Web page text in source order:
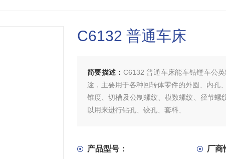
C6132 普通车床
简要描述： C6132 普通车床能车钻镗车公
途，主要用于各种回转体零件的外圆、内孔、
锥度、切槽及公制螺纹、模数螺纹、径节螺
以用来进行钻孔、铰孔、套料、
产品型号： 厂商